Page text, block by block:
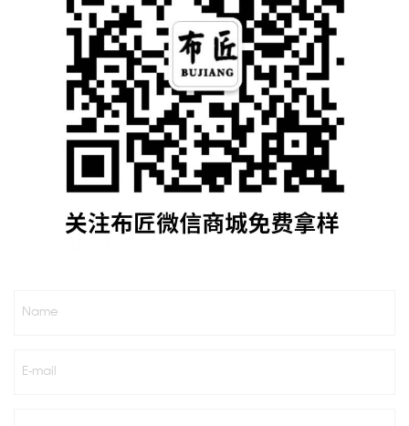
Name
E-mail